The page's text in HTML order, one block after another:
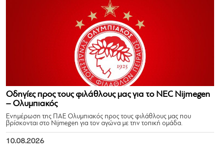
Οδηγίες προς τους φιλάθλους μας για το NEC Nijmegen
– Ολυμπιακός
Ενημέρωση της ΠΑΕ Ολυμπιακός προς τους φιλάθλους μας που
βρίσκονται στο Nijmegen για τον αγώνα με την τοπική ομάδα.
10.08.2026